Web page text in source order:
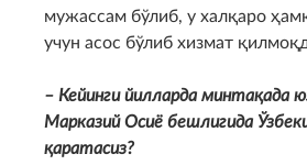
мужассам бўлиб, у халқаро
учун асос бўлиб хизмат
– Кейинги йилларда минтақада
Марказий Осиё бешлигида
қаратасиз?